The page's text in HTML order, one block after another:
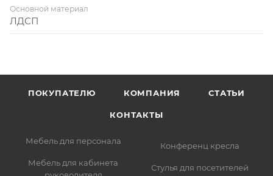
Основной материал
ЛДСП
ПОКУПАТЕЛЮ КОМПАНИЯ СТАТЬИ
КОНТАКТЫ
Мебель для персонала
Мебель для кабинета
Конференц кресла
Стулья для посетителей